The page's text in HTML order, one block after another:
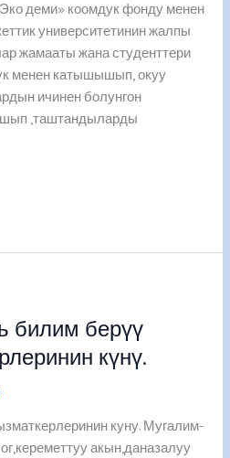
деми» коомдук фонду менен
университетинин жалпы
жамааты жана студенттери
менен катышышып, окуу
ичинен болунгон
,таштандыларды
билим берүү
күнү.
куну. Мугалим-
акын,даназалуу